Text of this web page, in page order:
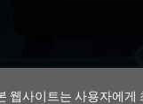
웹사이트는 사용자에게